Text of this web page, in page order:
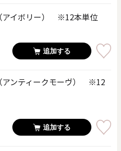
アイボリー） ※12本単位
追加する
アンティークモーヴ） ※12
追加する